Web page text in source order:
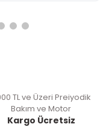
TL ve Üzeri Preiyodik
Bakım ve Motor
Kargo Ücretsiz